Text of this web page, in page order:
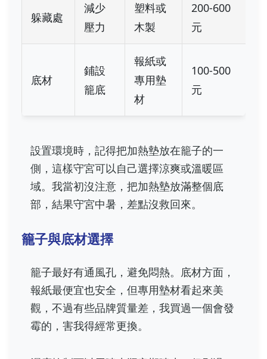
躲藏處
減少
壓力
塑料或
木製
200-600
元
底材
鋪設
籠底
報紙或
專用墊
材
100-500
元
設置環境時，記得把加熱墊放在籠子的一
側，這樣守宮可以自己選擇涼爽或溫暖區
域。我當初沒注意，把加熱墊放滿整個底
部，結果守宮中暑，差點沒救回來。
籠子與底材選擇
籠子最好有通風孔，避免悶熱。底材方面，
報紙最便宜也安全，但專用墊材看起來美
觀，不過有些品牌質量差，我買過一個會發
霉的，害我得經常更換。